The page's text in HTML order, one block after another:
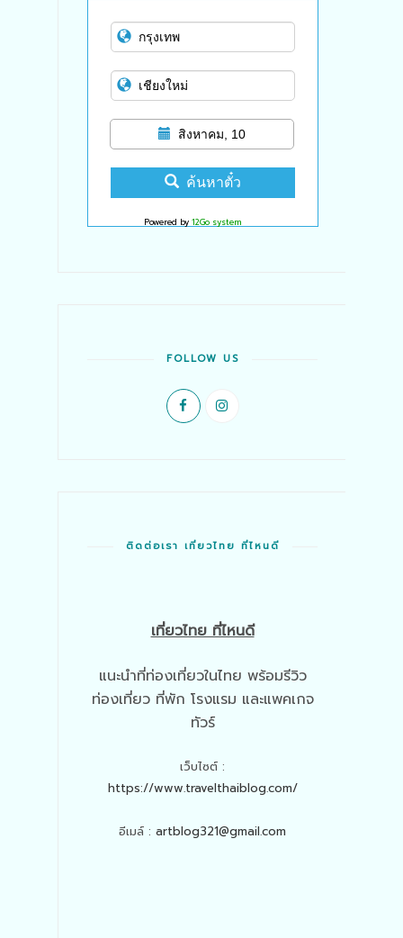
สิงหาคม, 10
ค้นหาตั๋ว
Powered by 12Go system
FOLLOW US
ติดต่อเรา เที่ยวไทย ที่ไหนดี
เที่ยวไทย ที่ไหนดี
แนะนำที่ท่องเที่ยวในไทย พร้อมรีวิว
ท่องเที่ยว ที่พัก โรงแรม และแพคเกจ
ทัวร์
เว็บไซต์ :
https://www.travelthaiblog.com/
อีเมล์ : artblog321@gmail.com